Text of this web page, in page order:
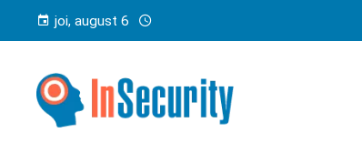
joi, august 6